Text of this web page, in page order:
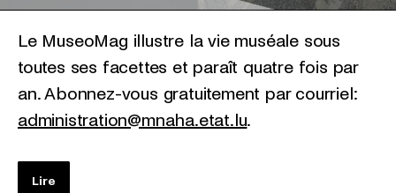
Le MuseoMag illustre la vie muséale sous
toutes ses facettes et paraît quatre fois par
an. Abonnez-vous gratuitement par courriel:
administration@mnaha.etat.lu.
Lire